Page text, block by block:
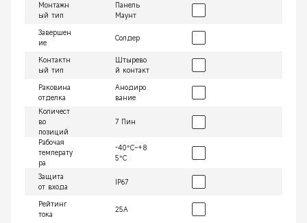
Монтажн
ый тип
Панель
Маунт
Завершен
ие
Солдер
Контактн
ый тип
Штырево
й контакт
Раковина
отделка
Анодиро
вание
Количест
во
позиций
7 Пин
Рабочая
температу
ра
-40°C~+8
5°C
Защита
от входа
IP67
Рейтинг
тока
25А